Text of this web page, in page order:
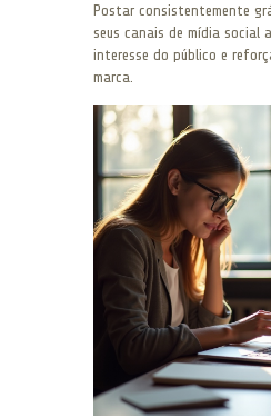
Postar consistentemente
seus canais de mídia social
interesse do público e
marca.